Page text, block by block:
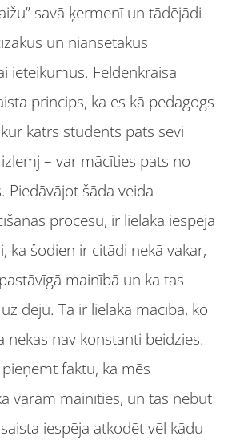
savā ķermenī un tādējādi
un niansētākus
ieteikumus. Feldenkraisa
princips, ka es kā pedagogs
katrs students pats sevi
– var mācīties pats no
Piedāvājot šāda veida
procesu, ir lielāka iespēja
ka šodien ir citādi nekā vakar,
mainībā un ka tas
deju. Tā ir lielākā mācība, ko
nekas nav konstanti beidzies.
faktu, ka mēs
varam mainīties, un tas nebūt
iespēja atkodēt vēl kādu